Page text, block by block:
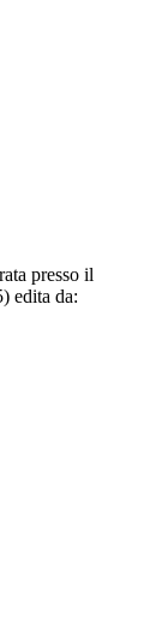
presso il
edita da: